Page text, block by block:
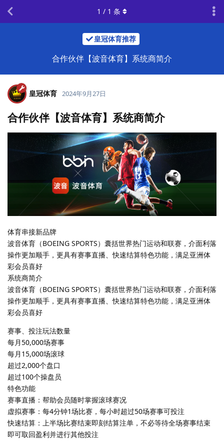
皇冠体育推荐
合作伙伴【波音体育】系统商简介
1 / 1 条
皇冠体育 2024年9月27日
合作伙伴【波音体育】系统商简介
体育串接新品牌
波音体育（BOEING SPORTS）囊括世界热门运动和联赛，介面利落
操作更加顺手，更具有赛事直播、快速结算特色功能，满足亚洲体
彩会员喜好
系统商简介
波音体育（BOEING SPORTS）囊括世界热门运动和联赛，介面利落
操作更加顺手，更具有赛事直播、快速结算特色功能，满足亚洲体
彩会员喜好
赛事、投注玩法数量
每月50,000场赛事
每月15,000场滚球
超过2,000个盘口
超过100个操盘员
特色功能
赛事直播：帮助会员随时掌握滚球赛况
虚拟赛事：每4分钟1场比赛，每小时超过50场赛事可投注
快速结算：上半场比赛结束即刻结算注单，不必等待全场赛事结束
即可取回盈利并进行其他投注